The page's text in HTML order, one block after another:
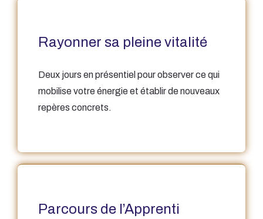
Rayonner sa pleine vitalité
Deux jours en présentiel pour observer ce qui
mobilise votre énergie et établir de nouveaux
repères concrets.
Parcours de l’Apprenti